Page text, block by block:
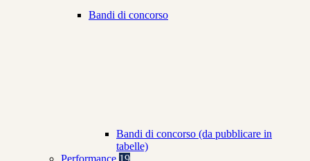
Bandi di concorso
Bandi di concorso (da pubblicare in
tabelle)